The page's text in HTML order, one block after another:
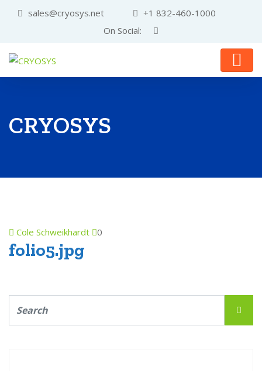
sales@cryosys.net
+1 832-460-1000
On Social:
CRYOSYS
Cole Schweikhardt 0
folio5.jpg